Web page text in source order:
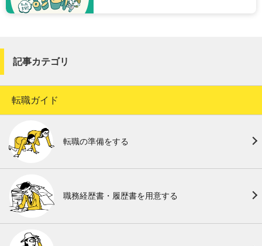
記事カテゴリ
転職ガイド
転職の準備をする
職務経歴書・履歴書を用意する